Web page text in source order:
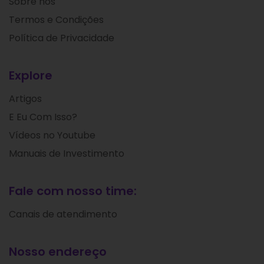
Termos e Condições
Política de Privacidade
Explore
Artigos
E Eu Com Isso?
Vídeos no Youtube
Manuais de Investimento
Fale com nosso time:
Canais de atendimento
Nosso endereço